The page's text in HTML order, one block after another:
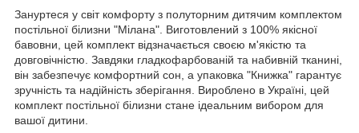
Зануртеся у світ комфорту з полуторним дитячим комплектом
постільної білизни "Мілана". Виготовлений з 100% якісної
бавовни, цей комплект відзначається своєю м'якістю та
довговічністю. Завдяки гладкофарбованій та набивній тканині,
він забезпечує комфортний сон, а упаковка "Книжка" гарантує
зручність та надійність зберігання. Вироблено в Україні, цей
комплект постільної білизни стане ідеальним вибором для
вашої дитини.